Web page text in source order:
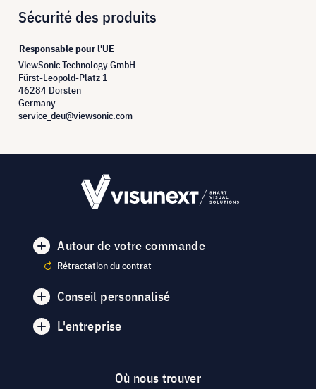
Sécurité des produits
Responsable pour l'UE
ViewSonic Technology GmbH
Fürst-Leopold-Platz 1
46284 Dorsten
Germany
service_deu@viewsonic.com
Autour de votre commande
Rétractation du contrat
Conseil personnalisé
L'entreprise
Où nous trouver